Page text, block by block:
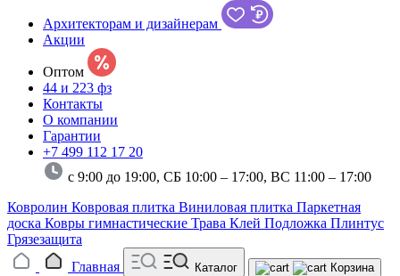
Архитекторам и дизайнерам
Акции
Оптом
44 и 223 фз
Контакты
О компании
Гарантии
+7 499 112 17 20
с 9:00 до 19:00, СБ 10:00 – 17:00, ВС 11:00 – 17:00
Ковролин Ковровая плитка Виниловая плитка Паркетная
доска Ковры гимнастические Трава Клей Подложка Плинтус
Грязезащита
Главная
Каталог Корзина